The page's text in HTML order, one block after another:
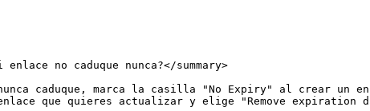
enlace no caduque nunca?</summary>
caduque, marca la casilla "No Expiry" al crear
que quieres actualizar y elige "Remove expiration